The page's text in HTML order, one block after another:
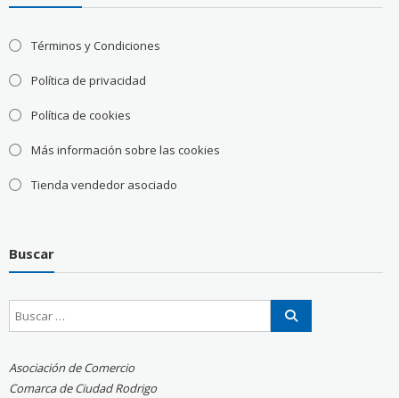
Términos y Condiciones
Política de privacidad
Política de cookies
Más información sobre las cookies
Tienda vendedor asociado
Buscar
Asociación de Comercio
Comarca de Ciudad Rodrigo